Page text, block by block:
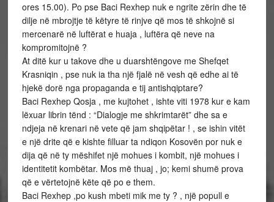
ores 15.00). Po pse Baci Rexhep nuk e ngrite zërin dhe të
dilje në mbrojtje të këtyre të rinjve që mos të shkojnë si
mercenarë në luftërat e huaja , luftëra që neve na
kompromitojnë ?
At ditë kur u takove dhe u duarshtëngove me Shefqet
Krasniqin , pse nuk ia tha një fjalë në vesh që edhe ai të
hjekë dorë nga propaganda e tij antishqiptare?
Baci Rexhep Qosja , me kujtohet , ishte viti 1978 kur e kam
lëxuar librin tënd : “Dialogje me shkrimtarët” dhe sa e
ndjeja në krenari në vete që jam shqipëtar ! , se ishin vitët
e një drite që e kishte filluar ta ndiqon Kosovën por nuk e
dija që në ty mëshifet një mohues i kombit, një mohues i
identitetit kombëtar. Mos më thuaj , jo; kemi shumë prova
që e vërtetojnë këte që po e them.
Baci Rexhep ,po kush mbeti mik me ty ? , një popull e